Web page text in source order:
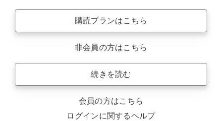
購読プランはこちら
非会員の方はこちら
続きを読む
会員の方はこちら
ログインに関するヘルプ